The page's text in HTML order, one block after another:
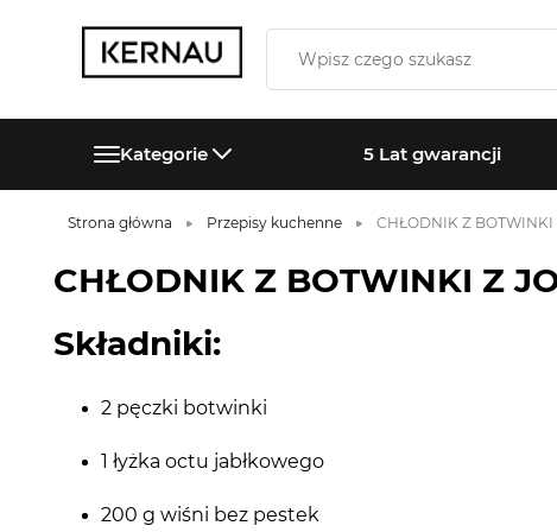
Kategorie 5 Lat gwarancji
Strona główna Przepisy kuchenne CHŁODNIK Z BOTWINKI
CHŁODNIK Z BOTWINKI Z
Składniki:
2 pęczki botwinki
1 łyżka octu jabłkowego
200 g wiśni bez pestek